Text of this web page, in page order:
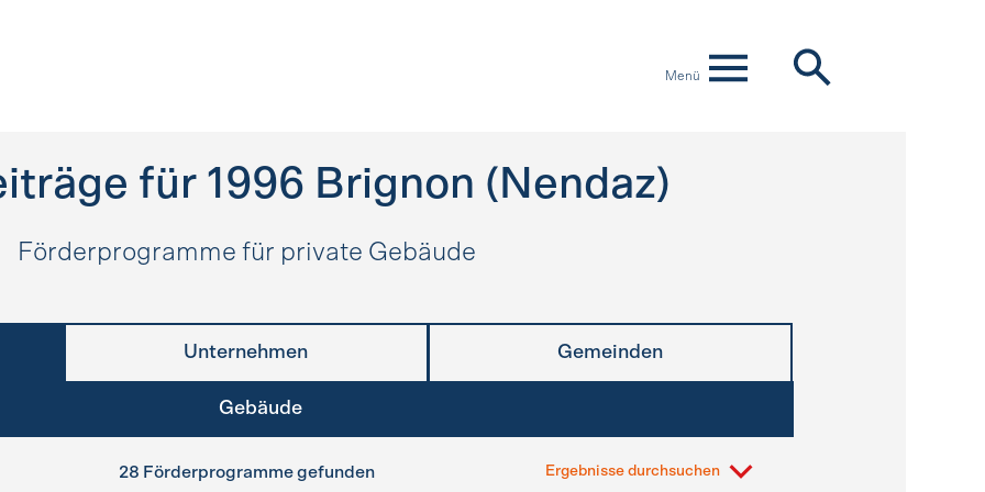
Menü
für 1996 Brignon (Nendaz)
Förderprogramme für private Gebäude
Unternehmen Gemeinden
Gebäude
28 Förderprogramme gefunden Ergebnisse durchsuchen